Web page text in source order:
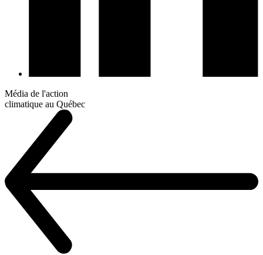
Média de l'action
climatique au Québec